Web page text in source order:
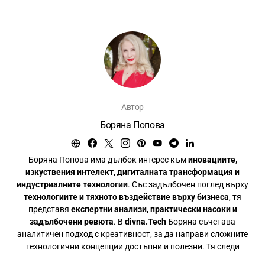
Автор
Боряна Попова
Боряна Попова има дълбок интерес къминовациите,
изкуствения интелект, дигиталната трансформация и
индустриалните технологии. Със задълбочен поглед върху
технологиите и тяхното въздействие върху бизнеса, тя
представя експертни анализи, практически насоки и
задълбочени ревюта. В divna.Tech Боряна съчетава
аналитичен подход с креативност, за да направи сложните
технологични концепции достъпни и полезни. Тя следи